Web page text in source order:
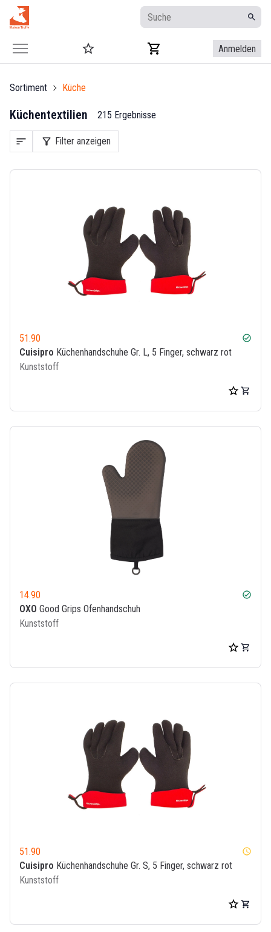
Anmelden
Sortiment Küche
Küchentextilien 215 Ergebnisse
sort filter_alt Filter anzeigen
51.90 check_circle
Cuisipro Küchenhandschuhe Gr. L, 5 Finger, schwarz rot
Kunststoff
14.90 check_circle
OXO Good Grips Ofenhandschuh
Kunststoff
51.90 watch_later
Cuisipro Küchenhandschuhe Gr. S, 5 Finger, schwarz rot
Kunststoff